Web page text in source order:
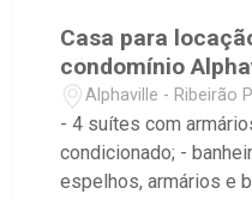
Casa para
condomínio
Alphaville - Ribeirão
- 4 suítes com
condicionado; -
espelhos, armários e